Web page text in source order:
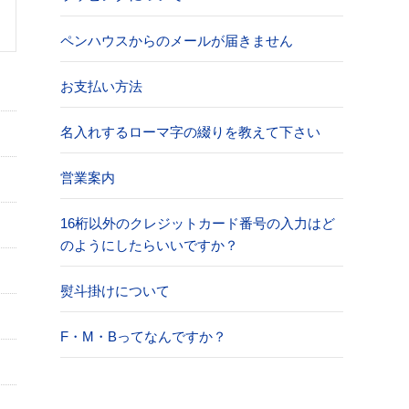
ペンハウスからのメールが届きません
お支払い方法
名入れするローマ字の綴りを教えて下さい
営業案内
16桁以外のクレジットカード番号の入力はど
のようにしたらいいですか？
熨斗掛けについて
F・M・Bってなんですか？